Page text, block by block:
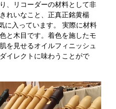
、リコーダーの材料として非
れいなこと、正真正銘黄楊
に入っています。 実際に材料
と木目です。着色を施したモ
を見せるオイルフィニッシュ
イレクトに味わうことがで